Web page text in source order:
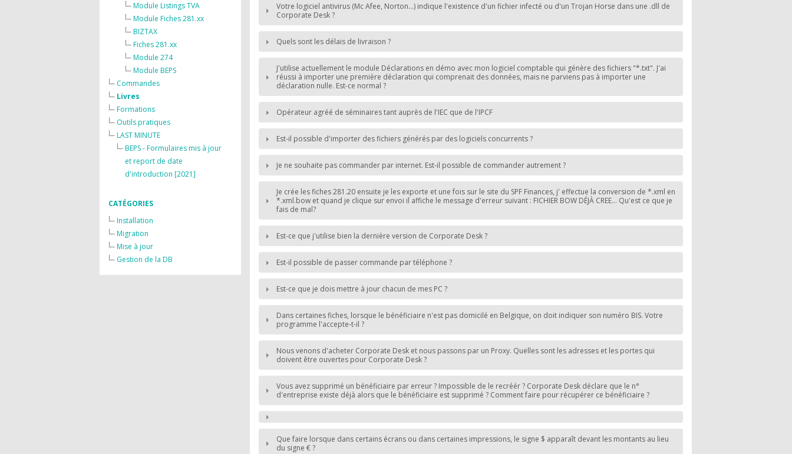
Module Listings TVA
Module Fiches 281.xx
BIZTAX
Fiches 281.xx
Module 274
Module BEPS
Commandes
Livres
Formations
Outils pratiques
LAST MINUTE
BEPS - Formulaires mis à jour
et report de date
d'introduction [2021]
CATÉGORIES
Installation
Migration
Mise à jour
Gestion de la DB
Votre logiciel antivirus (Mc Afee, Norton...) indique l'existence d'un fichier infecté ou d'un Trojan Horse dans une .dll de
Corporate Desk ?
Quels sont les délais de livraison ?
J'utilise actuellement le module Déclarations en démo avec mon logiciel comptable qui génère des fichiers "*.txt". J'ai
réussi à importer une première déclaration qui comprenait des données, mais ne parviens pas à importer une
déclaration nulle. Est-ce normal ?
Opérateur agréé de séminaires tant auprès de l'IEC que de l'IPCF
Est-il possible d'importer des fichiers générés par des logiciels concurrents ?
Je ne souhaite pas commander par internet. Est-il possible de commander autrement ?
Je crée les fiches 281.20 ensuite je les exporte et une fois sur le site du SPF Finances, j' effectue la conversion de *.xml en
*.xml.bow et quand je clique sur envoi il affiche le message d'erreur suivant : FICHIER BOW DÉJÀ CREE... Qu'est ce que je
fais de mal?
Est-ce que j'utilise bien la dernière version de Corporate Desk ?
Est-il possible de passer commande par téléphone ?
Est-ce que je dois mettre à jour chacun de mes PC ?
Dans certaines fiches, lorsque le bénéficiaire n'est pas domicilé en Belgique, on doit indiquer son numéro BIS. Votre
programme l'accepte-t-il ?
Nous venons d'acheter Corporate Desk et nous passons par un Proxy. Quelles sont les adresses et les portes qui
doivent être ouvertes pour Corporate Desk ?
Vous avez supprimé un bénéficiaire par erreur ? Impossible de le recréér ? Corporate Desk déclare que le n°
d'entreprise existe déjà alors que le bénéficiaire est supprimé ? Comment faire pour récupérer ce bénéficiaire ?
Que faire lorsque dans certains écrans ou dans certaines impressions, le signe $ apparaît devant les montants au lieu
du signe € ?